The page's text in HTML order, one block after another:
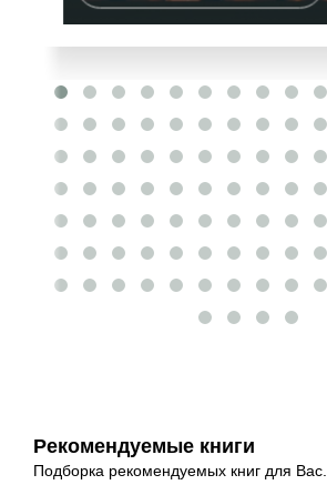
Рекомендуемые книги
Подборка рекомендуемых книг для Вас.